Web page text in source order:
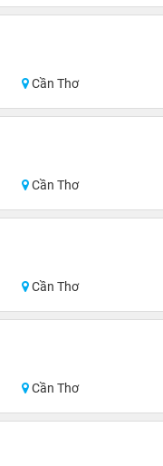
Cần Thơ
Cần Thơ
Cần Thơ
Cần Thơ